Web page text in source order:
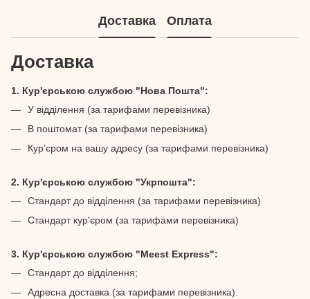
Доставка Оплата
Доставка
1. Кур'єрською службою "Нова Пошта":
У відділення (за тарифами перевізника)
В поштомат (за тарифами перевізника)
Кур’єром на вашу адресу (за тарифами перевізника)
2. Кур'єрською службою "Укрпошта":
Стандарт до відділення (за тарифами перевізника)
Стандарт кур'єром (за тарифами перевізника)
3. Кур'єрською службою "Meest Express":
Стандарт до відділення;
Адресна доставка (за тарифами перевізника).